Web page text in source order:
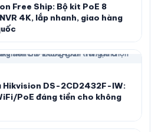
Free Ship: Bộ kit PoE 8
4K, lắp nhanh, giao hàng
Hikvision DS-2CD2432F-IW:
PoE đáng tiền cho không